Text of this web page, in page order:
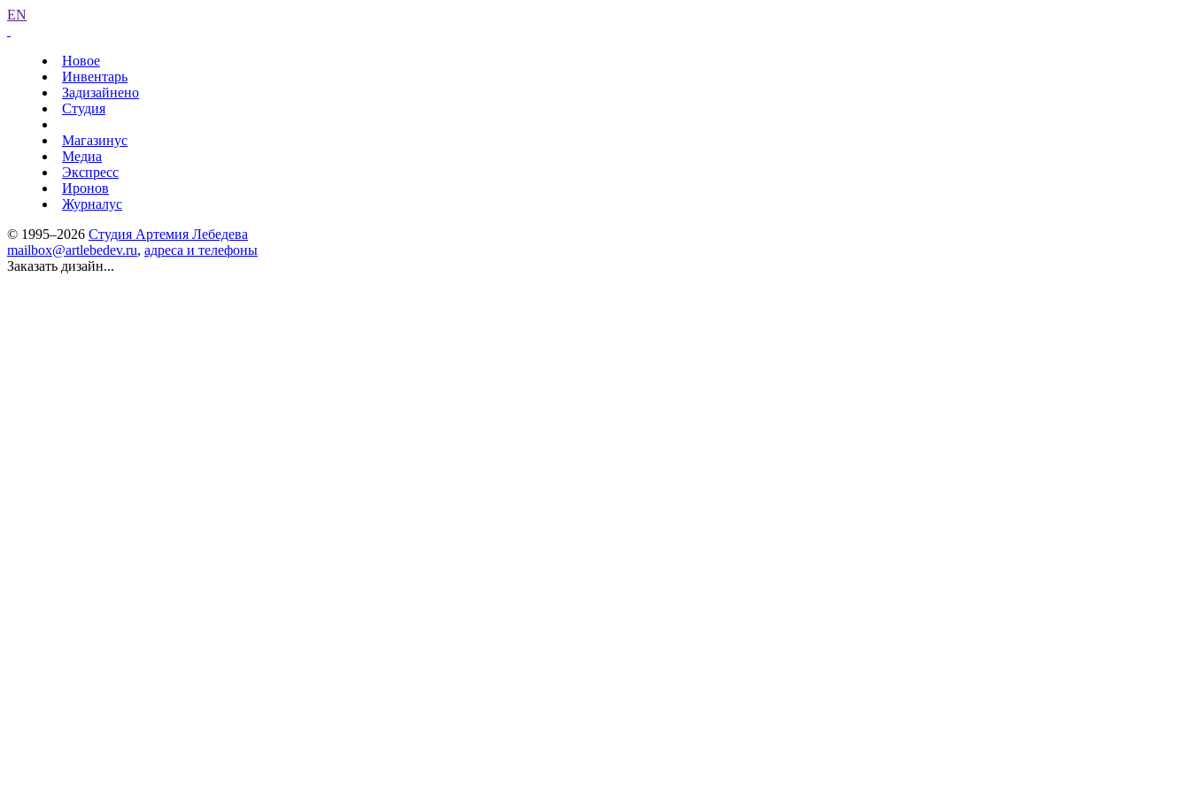
EN
Новое
Инвентарь
Задизайнено
Студия
Магазинус
Медиа
Экспресс
Иронов
Журналус
© 1995–2026 Студия Артемия Лебедева
mailbox@artlebedev.ru, адреса и телефоны
Заказать дизайн...